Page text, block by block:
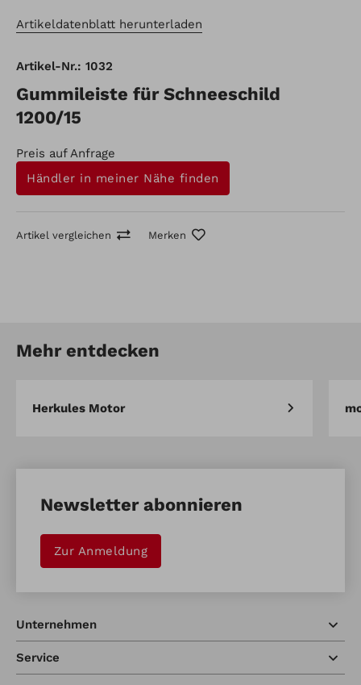
Artikeldatenblatt herunterladen
Artikel-Nr.: 1032
Gummileiste für Schneeschild
1200/15
Preis auf Anfrage
Händler in meiner Nähe finden
Artikel vergleichen Merken
Gummileiste für Schneeschild
Mehr entdecken
Herkules Motor
Newsletter abonnieren
Zur Anmeldung
Unternehmen
Service